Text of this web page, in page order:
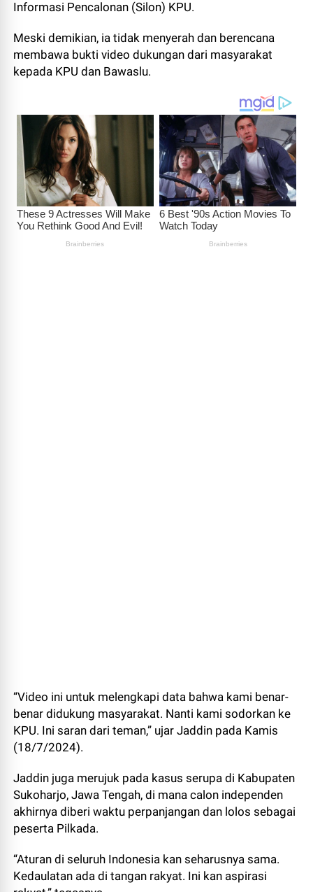
Informasi Pencalonan (Silon) KPU.
Meski demikian, ia tidak menyerah dan berencana
membawa bukti video dukungan dari masyarakat
kepada KPU dan Bawaslu.
“Video ini untuk melengkapi data bahwa kami benar-
benar didukung masyarakat. Nanti kami sodorkan ke
KPU. Ini saran dari teman,” ujar Jaddin pada Kamis
(18/7/2024).
Jaddin juga merujuk pada kasus serupa di Kabupaten
Sukoharjo, Jawa Tengah, di mana calon independen
akhirnya diberi waktu perpanjangan dan lolos sebagai
peserta Pilkada.
“Aturan di seluruh Indonesia kan seharusnya sama.
Kedaulatan ada di tangan rakyat. Ini kan aspirasi